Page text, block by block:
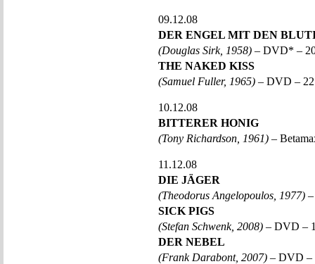
09.12.08
DER ENGEL MIT DEN
(Douglas Sirk, 1958) – DVD* –
THE NAKED KISS
(Samuel Fuller, 1965) – DVD – 22
10.12.08
BITTERER HONIG
(Tony Richardson, 1961) –
11.12.08
DIE JÄGER
(Theodorus Angelopoulos, 1977)
SICK PIGS
(Stefan Schwenk, 2008) – DVD –
DER NEBEL
(Frank Darabont, 2007) – DVD –